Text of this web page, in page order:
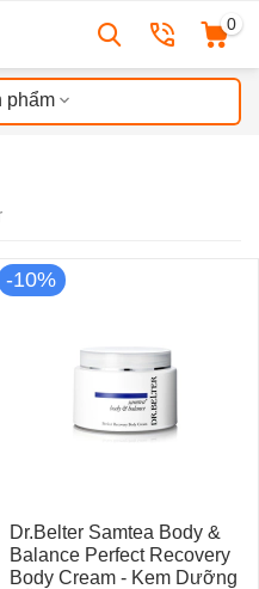
0
phẩm
-10%
Dr.Belter Samtea Body &
Balance Perfect Recovery
Body Cream - Kem Dưỡng